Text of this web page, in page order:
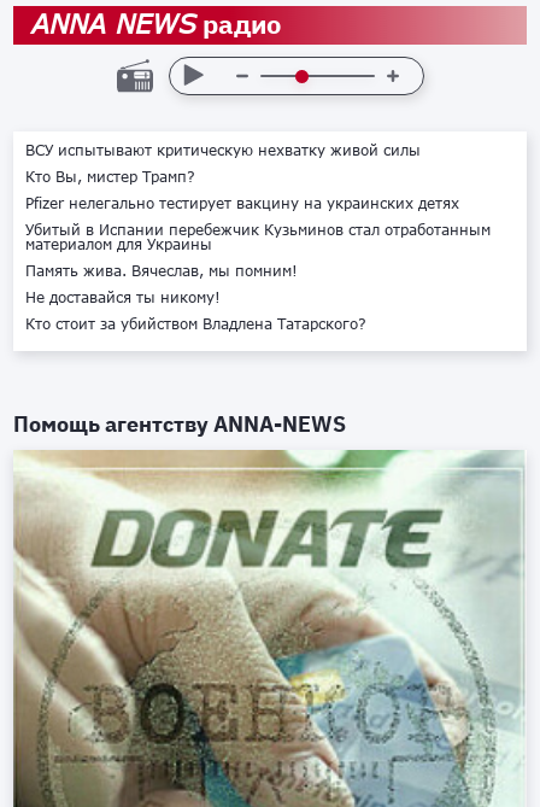
ANNA NEWSрадио
ВСУ испытывают критическую нехватку живой силы
Кто Вы, мистер Трамп?
Pfizer нелегально тестирует вакцину на украинских детях
Убитый в Испании перебежчик Кузьминов стал отработанным
материалом для Украины
Память жива. Вячеслав, мы помним!
Не доставайся ты никому!
Кто стоит за убийством Владлена Татарского?
Помощь агентствуANNA-NEWS